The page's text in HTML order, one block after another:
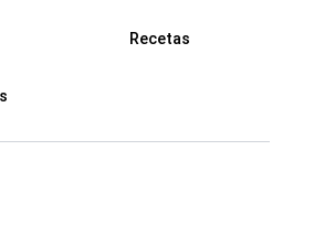
Recetas